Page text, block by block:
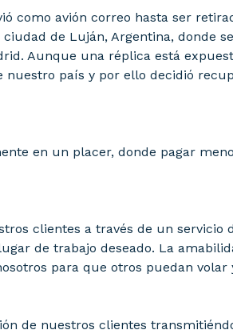
como avión correo hasta ser
de Luján, Argentina, donde
Aunque una réplica está
país y por ello decidió
en un placer, donde pagar
clientes a través de un servicio
de trabajo deseado. La
para que otros puedan volar
de nuestros clientes